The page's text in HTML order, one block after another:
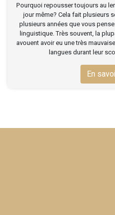
Pourquoi repousser toujours au
jour même? Cela fait plusieurs
plusieurs années que vous
linguistique. Très souvent, la
avouent avoir eu une très
langues durant leur
En